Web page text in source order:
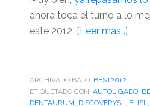
ahora toca el turno a lo
este 2012. [Leer más…]
de
ARCHIVADO BAJO: BEST2012
ETIQUETADO CON: AUTOLIGADO,
DENTAURUM, DISCOVERYSL, FLISL,